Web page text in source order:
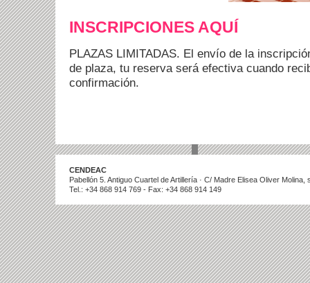
INSCRIPCIONES AQUÍ
PLAZAS LIMITADAS. El envío de la
de plaza, tu reserva será efectiva cuando
confirmación.
CENDEAC
Pabellón 5. Antiguo Cuartel de Artillería · C/ Madre Elisea Oliver
Tel.: +34 868 914 769 - Fax: +34 868 914 149